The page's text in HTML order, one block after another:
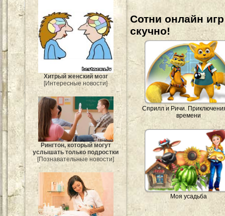
Хитрый женский мозг
[Интересные новости]
Рингтон, который могут
услышать только подростки
[Познавательные новости]
Сотни онлайн
скучно!
Сприлл и Ричи.
времени
Моя усадьба